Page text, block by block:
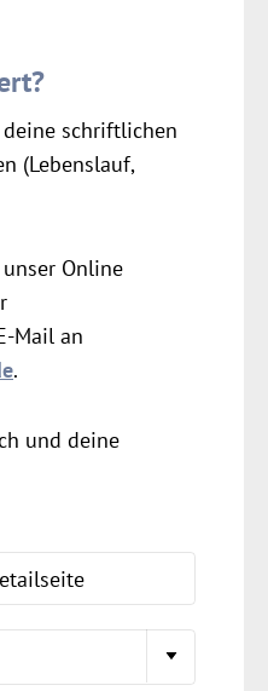
schriftlichen
(Lebenslauf,
Online
Mail an
.
und deine